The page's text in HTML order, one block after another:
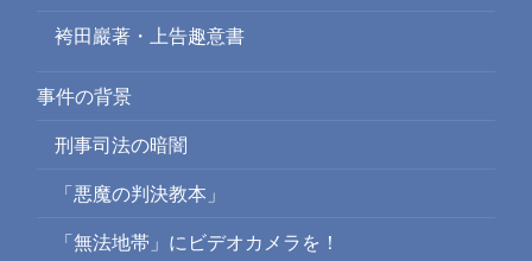
袴田巖著・上告趣意書
事件の背景
刑事司法の暗闇
「悪魔の判決教本」
「無法地帯」にビデオカメラを！